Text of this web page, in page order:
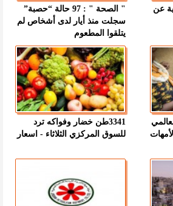
عن
" الصحة " : 97 حالة “حصبة”
سجلت منذ أيار لدى أشخاص لم
يتلقوا المطعوم
3341طن خضار وفواكه ترد
للسوق المركزي الثلاثاء - اسعار